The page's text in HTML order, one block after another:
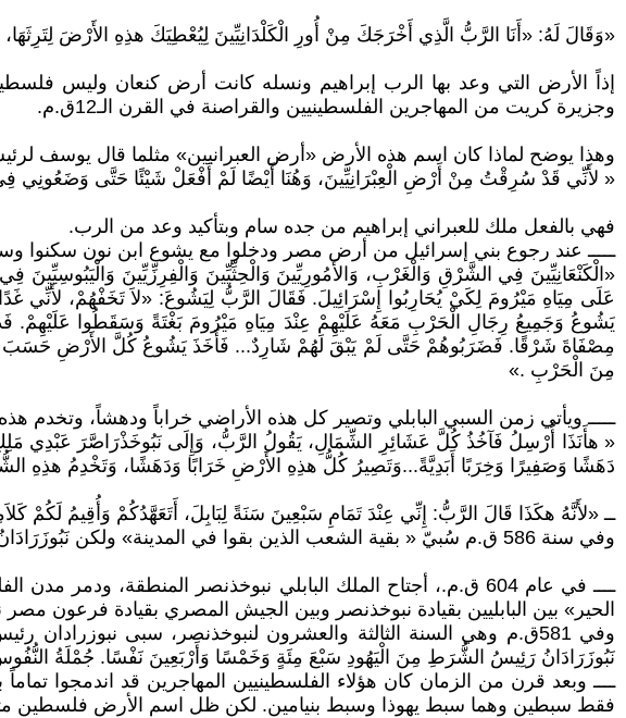
«وَقَالَ لَهُ: «أَنَا الرَّبُّ الَّذِي أَخْرَجَكَ مِنْ أُورِ الْكَلْدَانِيِّينَ لِيُعْطِيَكَ هذِهِ الأَرْضَ
إذاً الأرض التي وعد بها الرب إبراهيم ونسله كانت أرض كنعان وليس
وجزيرة كريت من المهاجرين الفلسطينيين والقراصنة في القرن الـ12ق.م.
وهذا يوضح لماذا كان اسم هذه الأرض «أرض العبرانيين» مثلما قال يوسف لرئيس
« لأَنِّي قَدْ سُرِقْتُ مِنْ أَرْضِ الْعِبْرَانِيِّينَ، وَهُنَا أَيْضًا لَمْ أَفْعَلْ شَيْئًا حَتَّى وَضَعُونِي
فهي بالفعل ملك للعبراني إبراهيم من جده سام وبتأكيد وعد من الرب.
ـــــ عند رجوع بني إسرائيل من أرض مصر ودخلوا مع يشوع ابن نون سكنوا وسط
«الْكَنْعَانِيِّينَ فِي الشَّرْقِ وَالْغَرْبِ، وَالأَمُورِيِّينَ وَالْحِثِّيِّينَ وَالْفِرِزِّيِّينَ
عَلَى مِيَاهِ مَيْرُومَ لِكَيْ يُحَارِبُوا إِسْرَائِيلَ. فَقَالَ الرَّبُّ لِيَشُوعَ: «لاَ تَخَفْهُمْ، لأَنِّي
يَشُوعُ وَجَمِيعُ رِجَالِ الْحَرْبِ مَعَهُ عَلَيْهِمْ عِنْدَ مِيَاهِ مَيْرُومَ بَغْتَةً وَسَقَطُوا عَلَيْهِمْ.
مِصْفَاةَ شَرْقًا. فَضَرَبُوهُمْ حَتَّى لَمْ يَبْقَ لَهُمْ شَارِدٌ... فَأَخَذَ يَشُوعُ كُلَّ الأَرْضِ
مِنَ الْحَرْبِ .»
ـــــ ويأتي زمن السبي البابلي وتصير كل هذه الأراضي خراباً ودهشاً، وتخدم
« هأَنَذَا أُرْسِلُ فَآخُذُ كُلَّ عَشَائِرِ الشِّمَالِ، يَقُولُ الرَّبُّ، وَإِلَى نَبُوخَذْرَاصَّرَ عَبْدِي
دَهَشًا وَصَفِيرًا وَخِرَبًا أَبَدِيَّةً...وَتَصِيرُ كُلُّ هذِهِ الأَرْضِ خَرَابًا وَدَهَشًا، وَتَخْدِمُ هذِهِ الشُّعُوبُ
ــ «لأَنَّهُ هكَذَا قَالَ الرَّبُّ: إِنِّي عِنْدَ تَمَامِ سَبْعِينَ سَنَةً لِبَابِلَ، أَتَعَهَّدُكُمْ وَأُقِيمُ لَكُمْ كَلاَمِي
وفي سنة 586 ق.م سُبيّ « بقية الشعب الذين بقوا في المدينة» ولكن نَبُوزَرَادَانُ رَئِيسُ الشُّرَطِ، أبقى « مِنْ مَسَاكِينِ الأَرْضِ كَرَّامِينَ وَفَلاَّحِينَ.» ــ 2مل 25: 12
الحير» بين البابليين بقيادة نبوخذنصر وبين الجيش المصري بقيادة فرعون مصر
وفي 581ق.م وهي السنة الثالثة والعشرون لنبوخذنصر، سبى
نَبُوزَرَادَانُ رَئِيسُ الشُّرَطِ مِنَ الْيَهُودِ سَبْعَ مِئَةٍ وَخَمْسًا وَأَرْبَعِينَ نَفْسًا. جُمْلَةُ النُّفُوسِ
ــــ وبعد قرن من الزمان كان هؤلاء الفلسطينيين المهاجرين قد اندمجوا
فقط سبطين وهما سبط يهوذا وسبط بنيامين. لكن ظل اسم الأرض فلسطين